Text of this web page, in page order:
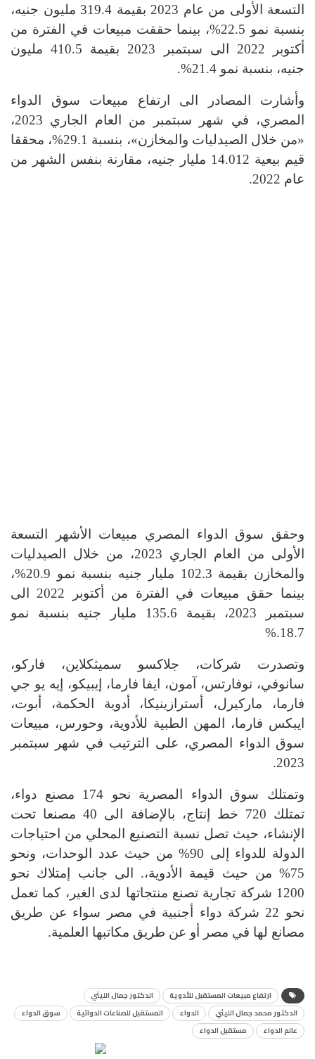
التسعة الأولى من عام 2023 بقيمة 319.4 مليون جنيه،
بنسبة نمو 22.5%، بينما حققت مبيعات في الفترة من
أكتوبر 2022 الى سبتمبر 2023 بقيمة 410.5 مليون
جنيه، بنسبة نمو 21.4%.
وأشارت المصادر الى ارتفاع مبيعات سوق الدواء
المصري، في شهر سبتمبر من العام الجاري 2023،
«من خلال الصيدليات والمخازن»، بنسبة 29.1%، محققا
قيم بيعية 14.012 مليار جنيه، مقارنة بنفس الشهر من
عام 2022
.
وحقق سوق الدواء المصري مبيعات الأشهر التسعة
الأولى من العام الجاري 2023، من خلال الصيدليات
والمخازن بقيمة 102.3 مليار جنيه بنسبة نمو 20.9%،
بينما حقق مبيعات في الفترة من أكتوبر 2022 الى
سبتمبر 2023، بقيمة 135.6 مليار جنيه بنسبة نمو
18.7
%.
وتصدرت شركات، جلاكسو سميثكلاين، فاركو،
سانوفي، نوفارتس، آمون، ايفا فارما، إيبيكو، إيه يو جي
فارما، ماركيرل، أسترازينيكا، أدوية الحكمة، أبوت،
ايبكس فارما، المهن الطبية للأدوية، وحورس، مبيعات
سوق الدواء المصري، على الترتيب في شهر سبتمبر
2023
.
وتمتلك سوق الدواء المصرية نحو 174 مصنع دواء،
تمتلك 720 خط إنتاج، بالإضافة الى 40 مصنعا تحت
الإنشاء، حيث تصل نسبة التصنيع المحلي من احتياجات
الدولة للدواء إلى 90% من حيث عدد الوحدات، ونحو
75% من حيث قيمة الأدوية،. الى جانب إمتلاك نحو
1200 شركة تجارية تصنع منتجاتها لدى الغير، كما تعمل
نحو 22 شركة دواء أجنبية في مصر سواء عن طريق
مصانع لها في مصر أو عن طريق مكاتبها العلمية.
ارتفاع مبيعات المستقبل للأدوية
الدكتور جمال الليثي
الدكتور محمد جمال الليثي
الدواء المستقبل للصناعات الدوائية
سوق الدواء
عالم الدواء
مستقبل الدواء